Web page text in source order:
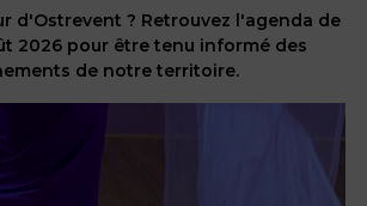
d'Ostrevent ? Retrouvez l'agenda de
2026 pour être tenu informé des
de notre territoire.